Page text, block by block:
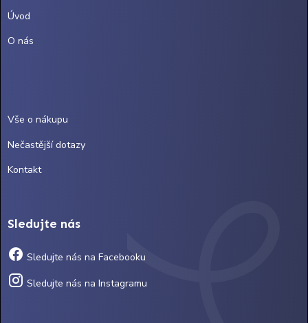
Úvod
O nás
Vše o nákupu
Nečastější dotazy
Kontakt
Sledujte nás
Sledujte nás na Facebooku
Sledujte nás na Instagramu